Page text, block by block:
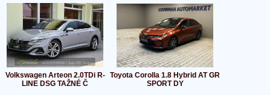
Volkswagen Arteon 2.0TDi R-
LINE DSG TAŽNÉ Č
Toyota Corolla 1.8 Hybrid AT GR
SPORT DY